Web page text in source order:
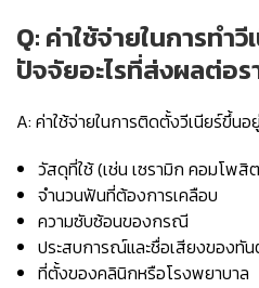
Q: ค่าใช้จ่ายในการทำ
ปัจจัยอะไรที่ส่งผลต่อร
A: ค่าใช้จ่ายในการติดตั้งวีเนียร์ขึ้น
วัสดุที่ใช้ (เช่น เซรามิก คอมโพสิ
จำนวนฟันที่ต้องการเคลือบ
ความซับซ้อนของกรณี
ประสบการณ์และชื่อเสียงของทั
ที่ตั้งของคลินิกหรือโรงพยาบาล